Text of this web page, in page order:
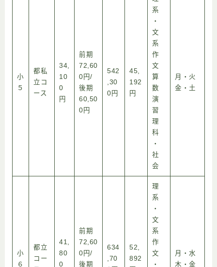
小
５
都私
立コ
ース
34,
10
0
円
前期
72,60
0円/
後期
60,50
0円
542
,30
0円
45,
192
円
系
・
文
系
作
文
算
数
演
習
理
科
・
社
会
月・火
金・土
小
６
都立
コー
41,
80
0
前期
72,60
0円/
後期
634
,70
52,
892
理
系
・
文
系
作
文
・
月・水
木・金